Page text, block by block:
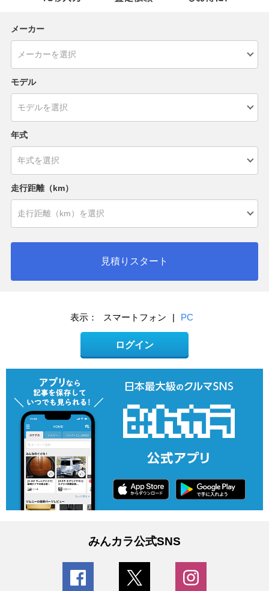
メーカー
モデル
年式
走行距離（km）
見積りスタート
表示： スマートフォン | PC
ログイン
みんカラ公式SNS